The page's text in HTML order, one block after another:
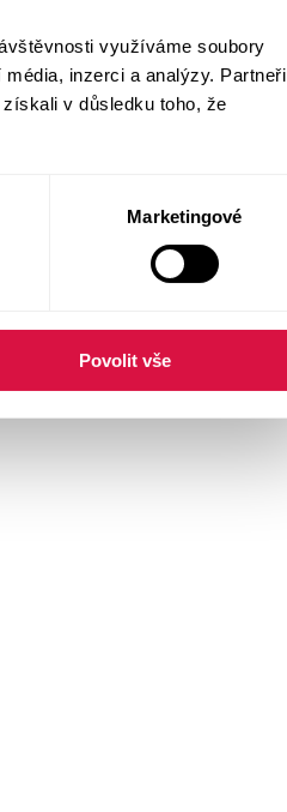
využíváme soubory
inzerci a analýzy. Partneři
v důsledku toho, že
Marketingové
Povolit vše